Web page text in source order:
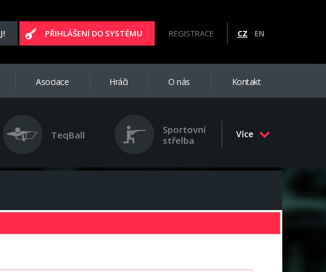
PŘIHLÁŠENÍ DO SYSTÉMU REGISTRACE CZ EN
Asociace Hráči O nás Kontakt
TeqBall
Sportovní
střelba
Více